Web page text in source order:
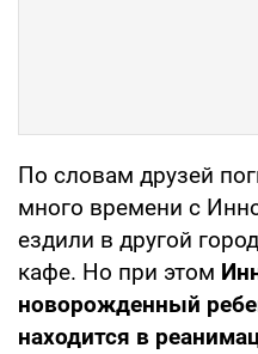
По словам друзей
много времени с
ездили в другой
кафе. Но при этом
новорожденный
находится в